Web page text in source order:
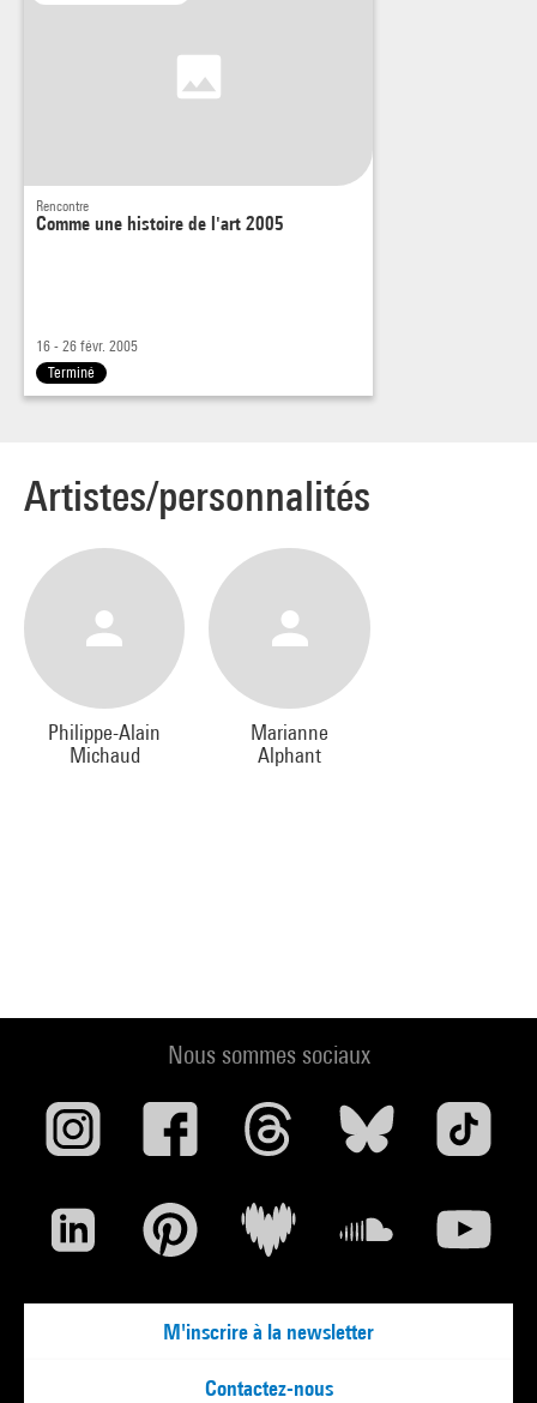
Rencontre
Comme une histoire de l'art 2005
16 - 26 févr. 2005
Terminé
Artistes/personnalités
Philippe-Alain
Michaud
Marianne
Alphant
Nous sommes sociaux
M'inscrire à la newsletter
Contactez-nous